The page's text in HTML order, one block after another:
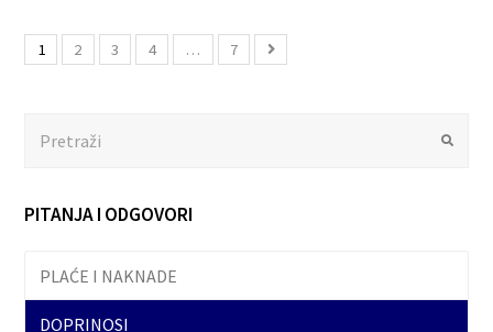
1 2 3 4 … 7
Submit
PITANJA I ODGOVORI
PLAĆE I NAKNADE
DOPRINOSI